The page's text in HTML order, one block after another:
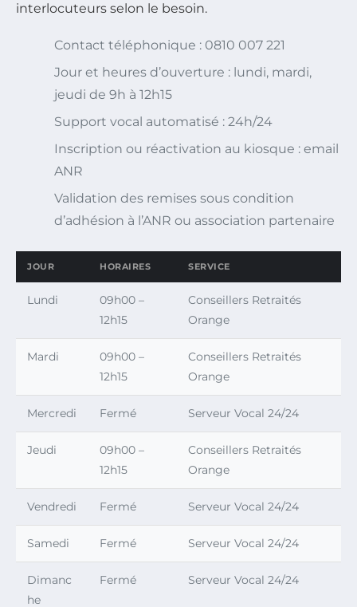
interlocuteurs selon le besoin.
Contact téléphonique : 0810 007 221
Jour et heures d’ouverture : lundi, mardi,
jeudi de 9h à 12h15
Support vocal automatisé : 24h/24
Inscription ou réactivation au kiosque : email
ANR
Validation des remises sous condition
d’adhésion à l’ANR ou association partenaire
JOUR HORAIRES SERVICE
Lundi
09h00 –
12h15
Conseillers Retraités
Orange
Mardi
09h00 –
12h15
Conseillers Retraités
Orange
Mercredi Fermé Serveur Vocal 24/24
Jeudi
09h00 –
12h15
Conseillers Retraités
Orange
Vendredi Fermé Serveur Vocal 24/24
Samedi Fermé Serveur Vocal 24/24
Dimanc
he
Fermé Serveur Vocal 24/24